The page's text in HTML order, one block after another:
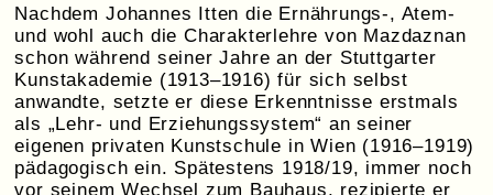
Nachdem Johannes Itten die Ernährungs-, Atem-
und wohl auch die Charakterlehre von Mazdaznan
schon während seiner Jahre an der Stuttgarter
Kunstakademie (1913–1916) für sich selbst
anwandte, setzte er diese Erkenntnisse erstmals
als „Lehr- und Erziehungssystem“ an seiner
eigenen privaten Kunstschule in Wien (1916–1919)
pädagogisch ein. Spätestens 1918/19, immer noch
vor seinem Wechsel zum Bauhaus, rezipierte er